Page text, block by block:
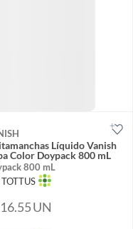
Líquido Vanish
Color Doypack 800 mL
800 mL
UN